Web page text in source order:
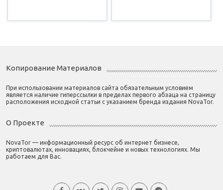
Копирование Материалов
При использовании материалов сайта обязательным условием
является наличие гиперссылки в пределах первого абзаца на страницу
расположения исходной статьи с указанием бренда издания NovaTor.
О Проекте
NovaTor — информационный ресурс об интернет бизнесе,
криптовалютах, инновациях, блокчейне и новых технологиях. Мы
работаем для Вас.